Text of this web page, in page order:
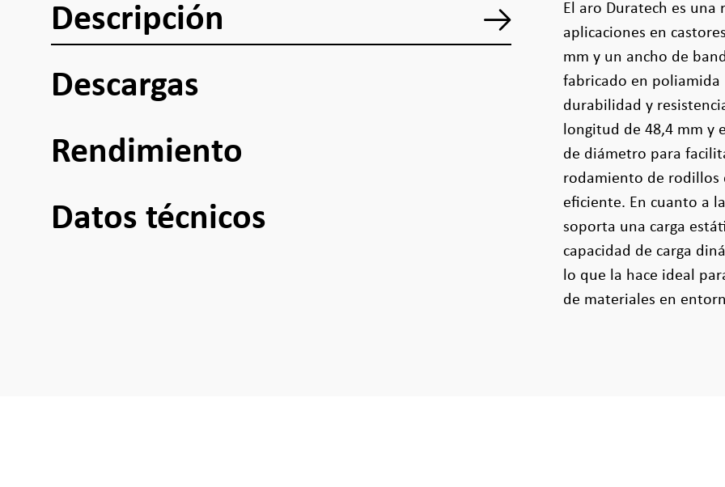
Descripción
Descargas
Rendimiento
Datos técnicos
El aro Duratech es
aplicaciones en
mm y un ancho de
fabricado en
durabilidad y
longitud de 48,4 mm y
de diámetro para
rodamiento de rodillos
eficiente. En cuanto a
soporta una carga
capacidad de carga
lo que la hace ideal
de materiales en